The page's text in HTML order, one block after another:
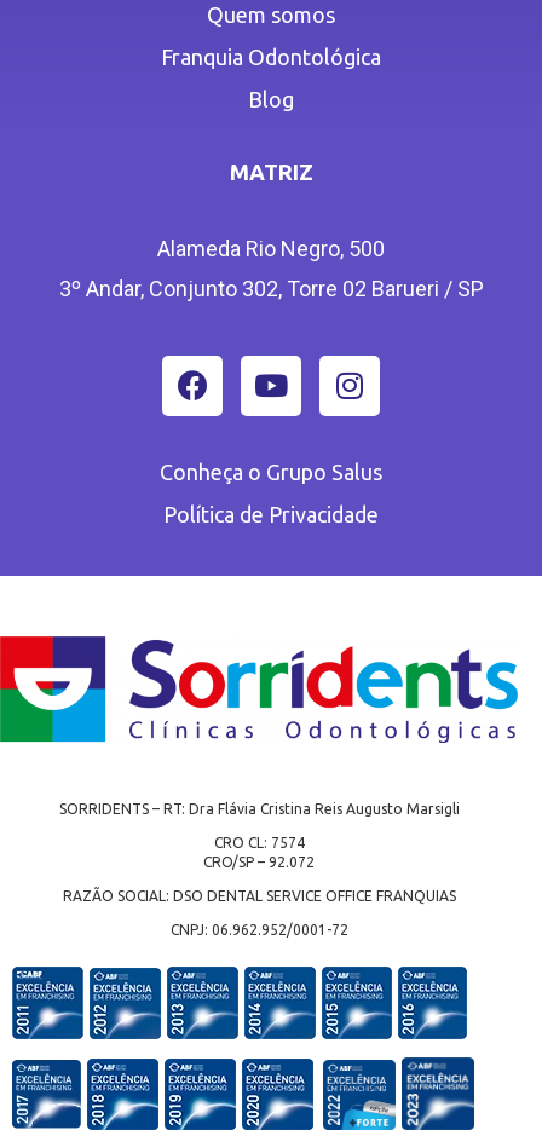
Quem somos
Franquia Odontológica
Blog
MATRIZ
Alameda Rio Negro, 500
3º Andar, Conjunto 302, Torre 02 Barueri / SP
Conheça o Grupo Salus
Política de Privacidade
SORRIDENTS – RT: Dra Flávia Cristina Reis Augusto Marsigli
CRO CL: 7574
CRO/SP – 92.072
RAZÃO SOCIAL: DSO DENTAL SERVICE OFFICE FRANQUIAS
CNPJ: 06.962.952/0001-72